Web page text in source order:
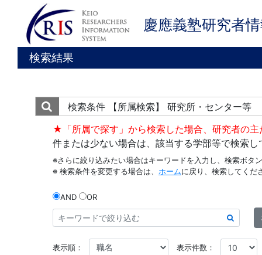
慶應義塾研究者
検索結果
検索条件
【所属検索】 研究所・センター等
★「所属で探す」から検索した場合、研究者の
件または少ない場合は、該当する学部等で検索し
※さらに絞り込みたい場合はキーワードを入力し、検索ボタ
※ 検索条件を変更する場合は、 ホームに戻り、検索してくだ
AND OR
表示順： 表示件数：